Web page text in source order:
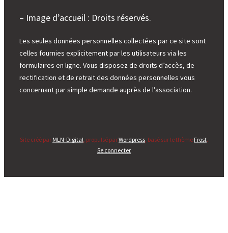
– Image d’accueil : Droits réservés.
Les seules données personnelles collectées par ce site sont
celles fournies explicitement par les utilisateurs via les
formulaires en ligne. Vous disposez de droits d’accès, de
rectification et de retrait des données personnelles vous
concernant par simple demande auprès de l’association.
Site créé par MLN-Digital , propulsé parWordpress , basé sur le thème Frost.
Se connecter